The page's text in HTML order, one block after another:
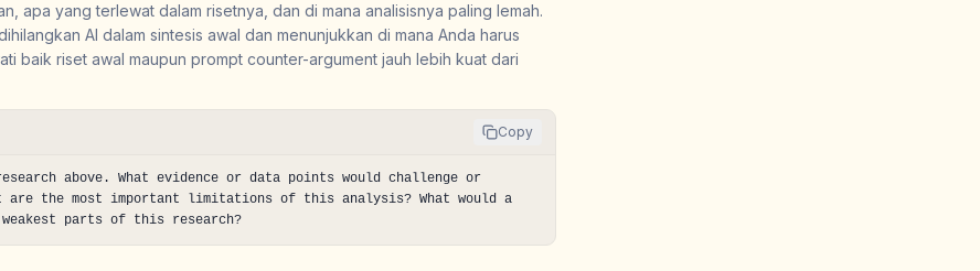
apa yang terlewat dalam risetnya, dan di mana analisisnya paling lemah.
AI dalam sintesis awal dan menunjukkan di mana Anda harus
baik riset awal maupun prompt counter-argument jauh lebih kuat dari
Copy
above. What evidence or data points would challenge or
are the most important limitations of this analysis? What would a
parts of this research?